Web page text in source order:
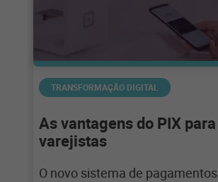
TRANSFORMAÇÃO DIGITAL
As vantagens do PIX para
varejistas
O novo sistema de pagamentos